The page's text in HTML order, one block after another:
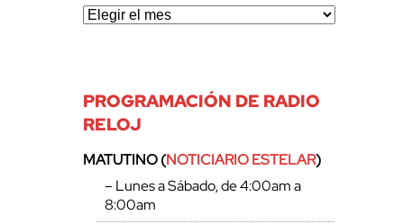
PROGRAMACIÓN DE RADIO
RELOJ
MATUTINO (NOTICIARIO ESTELAR)
– Lunes a Sábado, de 4:00am a
8:00am